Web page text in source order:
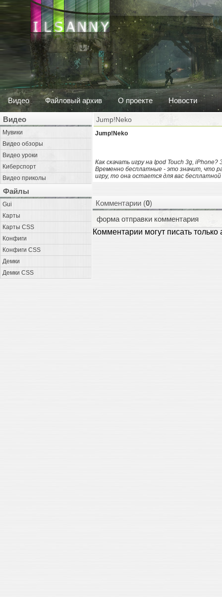
Видео Файловый архив О проекте Новости
Видео
Мувики
Видео обзоры
Видео уроки
Киберспорт
Видео приколы
Файлы
Gui
Карты
Карты CSS
Конфиги
Конфиги CSS
Демки
Демки CSS
Jump!Neko
Jump!Neko
Как скачать игру на Ipod Touch 3g,
Временно бесплатные - это значит, что
игру, то она остается для вас бесплатной
Комментарии (0)
форма отправки комментария
Комментарии могут писать